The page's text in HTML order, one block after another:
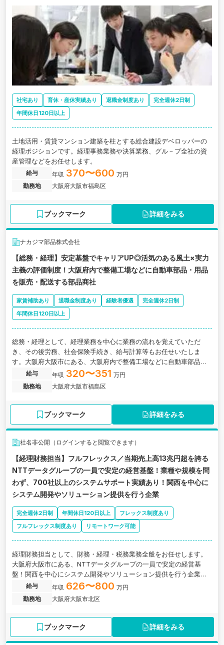
社宅あり 育休・産休実績あり 退職金制度あり
完全週休2日制
年間休日120日以上
土地活用・賃貸マンション建築を柱とする総合建設デベロッパーの
経理ポジションです。経理事務業務や決算業務、グル－プ全社の資
産管理などをお任せします。
給与 年収 370〜600 万円
勤務地
大阪府大阪市福島区
ブックマーク 詳細をみる
ナカジマ部品株式会社
【総務・経理】安定基盤でキャリアUP◎活気のある風土×実力
主義の評価制度！大阪府内で整備工場などに自動車部品・用品
を販売・配送する部品商社
家賃補助あり 退職金制度あり 経験者優遇
完全週休2日制
年間休日120日以上
総務・経理として、経理業務を中心に業務の流れを覚えていただ
き、その後労務、社会保険手続き、給与計算等もお任せいたしま
す。大阪府大阪市にある、大阪府内で整備工場などに自動車部品・
用品を販売・配送する部品商社の求人です。
給与 年収 320〜351 万円
勤務地
大阪府大阪市福島区
ブックマーク 詳細をみる
社名非公開（ログインすると閲覧できます）
【経理財務担当】フルフレックス／当期売上高13兆円超を誇る
NTTデータグループの一員で安定の経営基盤！業種や規模を問
わず、700社以上のシステムサポート実績あり！関西を中心に
システム開発やソリューション提供を行う企業
完全週休2日制 年間休日120日以上
フレックス制度あり
フルフレックス制度あり
リモートワーク可能
経理財務担当として、財務・経理・税務業務全般をお任せします。
大阪府大阪市にある、NTTデータグループの一員で安定の経営基
盤！関西を中心にシステム開発やソリューション提供を行う企業の
求人です。
給与 年収 626〜800 万円
勤務地
大阪府大阪市北区
ブックマーク 詳細をみる